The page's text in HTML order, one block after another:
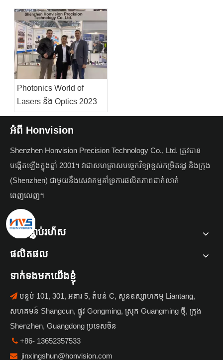
Photonics World of
Lasers និង Optics 2023
អំពី Honvision
Shenzhen Honvision Precision Technology Co., Ltd. ត្រូវបាន
បង្កើតឡើងក្នុងឆ្នាំ 2001។ វាជាសហគ្រាសបច្ចេកវិទ្យាខ្ពស់កម្រិតរដ្ឋ និងក្រុង
(Shenzhen) ជាមួយនឹងសេវាកម្មគាំទ្រការផលិតភាពជាក់លាក់
ពេញលេញ។
តំណភ្ជាប់រហ័ស
ផលិតផល
ទាក់ទងមកយើងខ្ញុំ
 បន្ទប់ 101, 301, អគារ 5, តំបន់ C, សួនឧស្សាហកម្ម Liantang,
សហគមន៍ Shangcun, ផ្លូវ Gongming, ស្រុក Guangming ថ្មី, ក្រុង
Shenzhen, Guangdong ប្រទេសចិន
 +86- 13652357533
 jinxingshun@honvision.com